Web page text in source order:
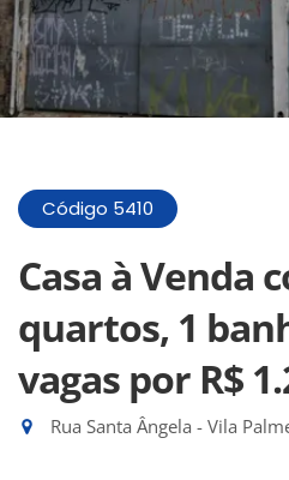
Código 5410
Casa à Venda
quartos, 1
vagas por R$
Rua Santa Ângela - Vila